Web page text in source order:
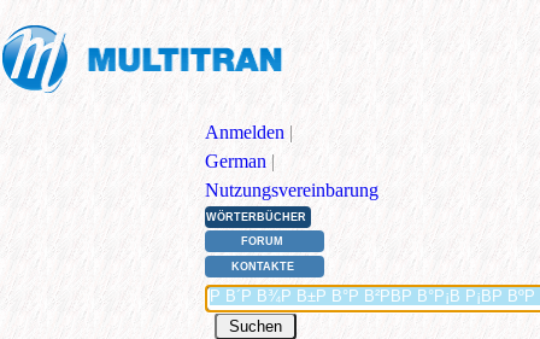
Anmelden |
German |
Nutzungsvereinbarung
WÖRTERBÜCHER
FORUM
KONTAKTE